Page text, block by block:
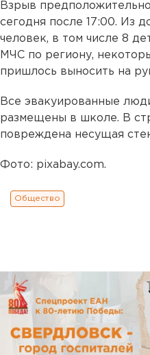
Взрыв
сегодня после 17:00. Из
человек, в том числе 8
МЧС по региону,
пришлось выносить на
Все эвакуированные
размещены в школе. В
повреждена несущая
Фото: pixabay.com.
Общество